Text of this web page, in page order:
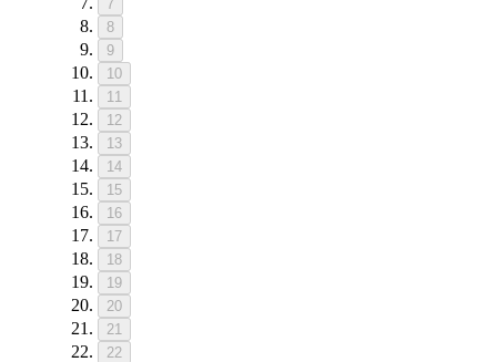
7
8
9
10
11
12
13
14
15
16
17
18
19
20
21
22